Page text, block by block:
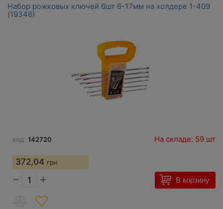
Набор рожковых ключей 6шт 6-17мм на холдере 1-409
(19346)
код: 142720 На складе: 59 шт
372,04 грн
− + В корзину